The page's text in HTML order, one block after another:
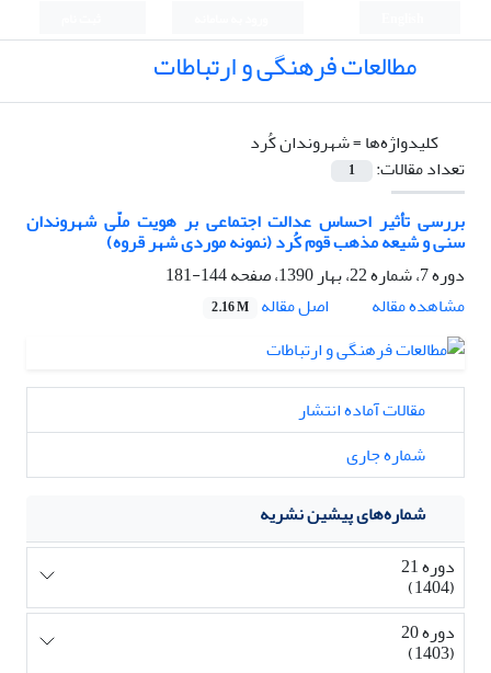
مطالعات فرهنگی و ارتباطات
کلیدواژه‌ها =شهروندان کُرد
تعداد مقالات:
1
بررسی تأثیر احساس عدالت اجتماعی بر هویت ملّی شهروندان
سنی و شیعه مذهب قوم کُرد (نمونه موردی شهر قروه)
دوره 7، شماره 22، بهار 1390، صفحه
144-181
مشاهده مقاله
اصل مقاله 2.16 M
مقالات آماده انتشار
شماره جاری
شماره‌های پیشین نشریه
دوره 21
(1404)
دوره 20
(1403)